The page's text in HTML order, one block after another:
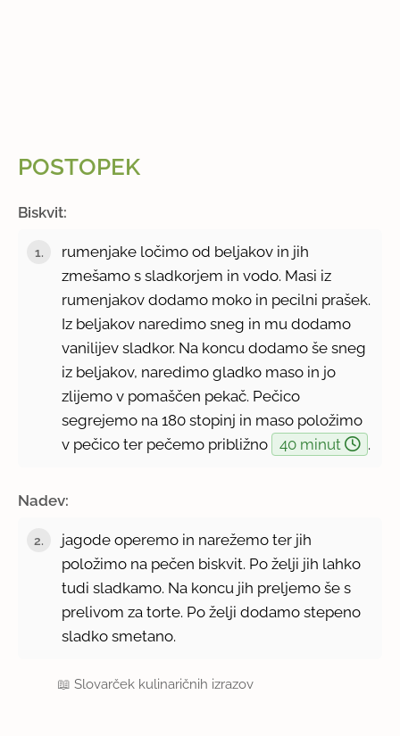
POSTOPEK
Biskvit:
rumenjake ločimo od beljakov in jih
zmešamo s sladkorjem in vodo. Masi iz
rumenjakov dodamo moko in pecilni prašek.
Iz beljakov naredimo sneg in mu dodamo
vanilijev sladkor. Na koncu dodamo še sneg
iz beljakov, naredimo gladko maso in jo
zlijemo v pomaščen pekač. Pečico
segrejemo na 180 stopinj in maso položimo
v pečico ter pečemo približno
40 minut .
Nadev:
jagode operemo in narežemo ter jih
položimo na pečen biskvit. Po želji jih lahko
tudi sladkamo. Na koncu jih preljemo še s
prelivom za torte. Po želji dodamo stepeno
sladko smetano.
📖Slovarček kulinaričnih izrazov